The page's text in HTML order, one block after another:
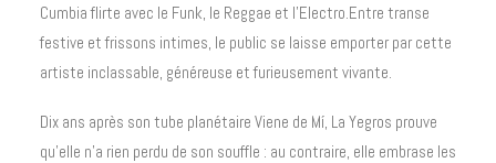
Cumbia flirte avec le Funk, le Reggae et l’Electro.Entre transe
festive et frissons intimes, le public se laisse emporter par cette
artiste inclassable, généreuse et furieusement vivante.
Dix ans après son tube planétaire Viene de Mí, La Yegros prouve
qu’elle n’a rien perdu de son souffle : au contraire, elle embrase les